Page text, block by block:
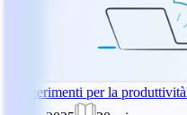
Suggerimenti per la produttività